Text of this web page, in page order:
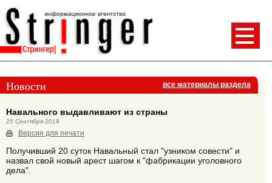
Новости все материалы раздела
Навального выдавливают из страны
25 Сентября 2018
Версия для печати
Получивший 20 суток Навальный стал "узником совести" и
назвал свой новый арест шагом к "фабрикации уголовного
дела".